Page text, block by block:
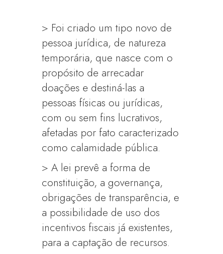
> Foi criado um tipo novo de
pessoa jurídica, de natureza
temporária, que nasce com o
propósito de arrecadar
doações e destiná-las a
pessoas físicas ou jurídicas,
com ou sem fins lucrativos,
afetadas por fato caracterizado
como calamidade pública.
> A lei prevê a forma de
constituição, a governança,
obrigações de transparência, e
a possibilidade de uso dos
incentivos fiscais já existentes,
para a captação de recursos.